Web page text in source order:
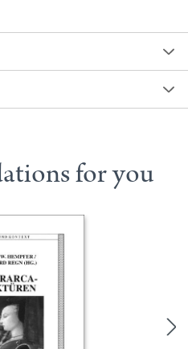
for you